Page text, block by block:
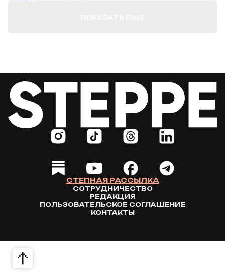
СТЕПНАЯ РАССЫЛКА
СОТРУДНИЧЕСТВО
РЕДАКЦИЯ
ПОЛЬЗОВАТЕЛЬСКОЕ СОГЛАШЕНИЕ
КОНТАКТЫ